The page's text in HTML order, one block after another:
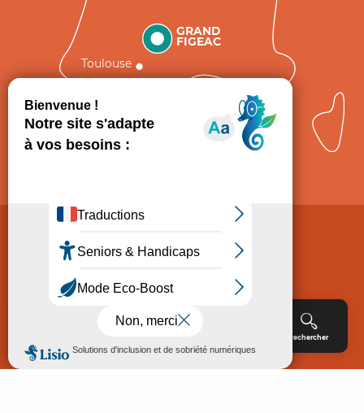
Rechercher
GRAND
FIGEAC
Toulouse
Politique de Protection des données
Consentement
Accessibilité : non conforme